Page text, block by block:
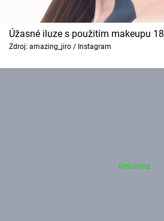
Úžasné iluze s použitím makeupu 18
Zdroj: amazing_jiro / Instagram